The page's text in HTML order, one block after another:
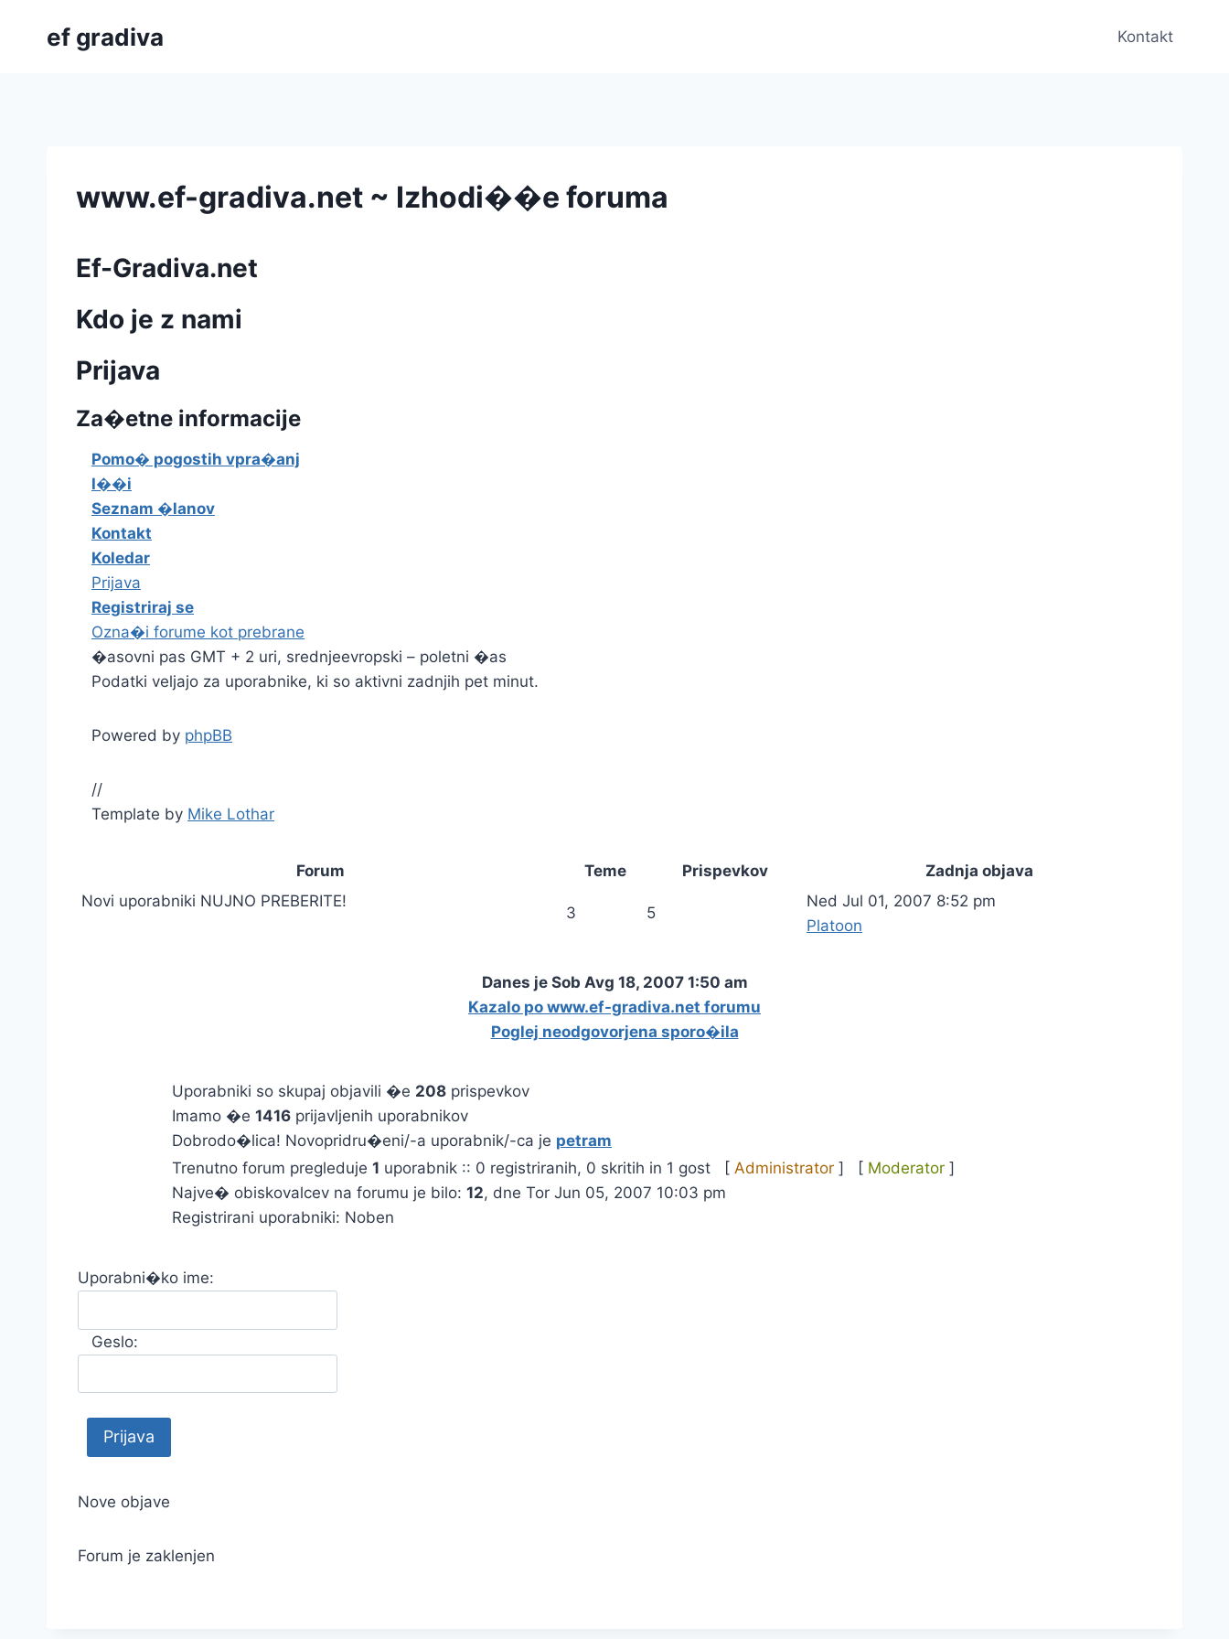
ef gradiva Kontakt
www.ef-gradiva.net ~ Izhodi��e foruma
Ef-Gradiva.net
Kdo je z nami
Prijava
Za�etne informacije
Pomo� pogostih vpra�anj
I��i
Seznam �lanov
Kontakt
Koledar
Prijava
Registriraj se
Ozna�i forume kot prebrane
�asovni pas GMT + 2 uri, srednjeevropski – poletni �as
Podatki veljajo za uporabnike, ki so aktivni zadnjih pet minut.
Powered by phpBB
//
Template by Mike Lothar
Forum Teme Prispevkov
Zadnja objava
Novi uporabniki NUJNO PREBERITE!
3 5
Ned Jul 01, 2007 8:52 pm
Platoon
Danes je Sob Avg 18, 2007 1:50 am
Kazalo po www.ef-gradiva.net forumu
Poglej neodgovorjena sporo�ila
Uporabniki so skupaj objavili �e 208 prispevkov
Imamo �e 1416 prijavljenih uporabnikov
Dobrodo�lica! Novopridru�eni/-a uporabnik/-ca je petram
Trenutno forum pregleduje 1 uporabnik :: 0 registriranih, 0 skritih in 1 gost [ Administrator ] [ Moderator ]
Najve� obiskovalcev na forumu je bilo: 12, dne Tor Jun 05, 2007 10:03 pm
Registrirani uporabniki: Noben
Uporabni�ko ime:
Geslo:
Nove objave
Forum je zaklenjen